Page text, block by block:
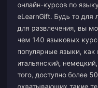
онлайн-курсов по
eLearnGift. Будь то для
для развлечения, вы
чем 140 языковых
популярные языки, как
итальянский,
того, доступно более
охватывающих такие